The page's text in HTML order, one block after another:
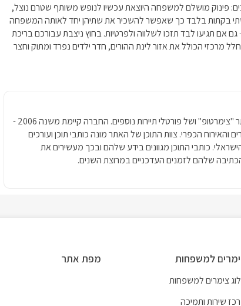
פינוק מושלם למשפחה היוצאת עכשיו לנופש משותף שטרם נוצל,
בקתות בלבד כך שאפשר להשכיר את שתיהן יחד לאותה המשפחה
תגיעו לבד תזכו לשלווה ולפרטיות. בחוץ ניצבת עבורכם בריכת
מרכזי הכולל את אזור לינת ההורים, חדר ילדים נפרד ומתוק וחצר
חברת פרסומדיה נטגרופ הבעלים של האתר "צימרטופ" ושל פורטלי תיירות נוספים. החברה קיימת משנה 2006 -
הצימרים והאירוח הכפרי. צוות התוכן של האתר מונה כותבי תוכן ועורכים
כותבי התוכן מגוונים בידע שלהם ובכך מעשירים את
שלהם לזמנים העדכניים במרוצת השנים.
למשפחות
צימרים למשפחות
שירות ותמיכה
מפת אתר